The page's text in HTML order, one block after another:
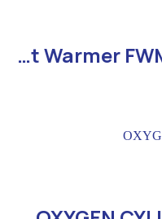
كمادة كهربائية للقدم Foot Warmer FWM45